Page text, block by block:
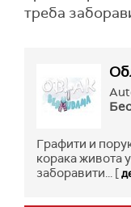
треба
Графити и
корака живота
заборавити... [